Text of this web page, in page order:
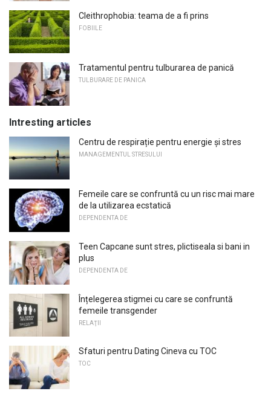
Cleithrophobia: teama de a fi prins
FOBIILE
Tratamentul pentru tulburarea de panică
TULBURARE DE PANICA
Intresting articles
Centru de respirație pentru energie și stres
MANAGEMENTUL STRESULUI
Femeile care se confruntă cu un risc mai mare
de la utilizarea ecstatică
DEPENDENTA DE
Teen Capcane sunt stres, plictiseala si bani in
plus
DEPENDENTA DE
Înțelegerea stigmei cu care se confruntă
femeile transgender
RELAŢII
Sfaturi pentru Dating Cineva cu TOC
TOC